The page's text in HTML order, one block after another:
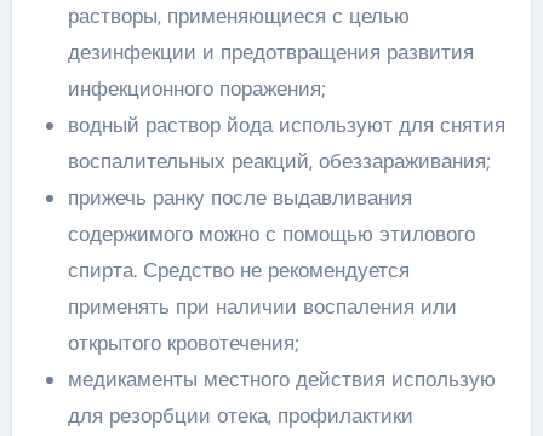
растворы, применяющиеся с целью
дезинфекции и предотвращения развития
инфекционного поражения;
водный раствор йода используют для снятия
воспалительных реакций, обеззараживания;
прижечь ранку после выдавливания
содержимого можно с помощью этилового
спирта. Средство не рекомендуется
применять при наличии воспаления или
открытого кровотечения;
медикаменты местного действия использую
для резорбции отека, профилактики